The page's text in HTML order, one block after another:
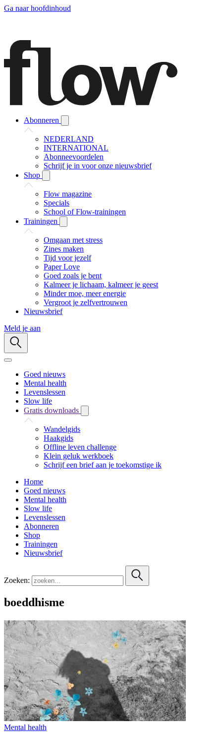
Ga naar hoofdinhoud
Abonneren
NEDERLAND
INTERNATIONAL
Abonneevoordelen
Schrijf je in voor onze nieuwsbrief
Shop
Flow magazine
Specials
School of Flow-trainingen
Trainingen
Omgaan met stress
Zines maken
Tijd voor jezelf
Paper Love
Goed zoals je bent
Kalmeer je lichaam, kalmeer je geest
Minder moe, meer energie
Vergroot je zelfvertrouwen
Nieuwsbrief
Meld je aan
Goed nieuws
Mental health
Levenslessen
Slow life
Gratis downloads
Wandelgids
Haakgids
Offline leven challenge
Klein geluk werkboek
Schrijf een brief aan je toekomstige ik
Home
Goed nieuws
Mental health
Slow life
Levenslessen
Abonneren
Shop
Trainingen
Nieuwsbrief
Zoeken:
boeddhisme
Mental health